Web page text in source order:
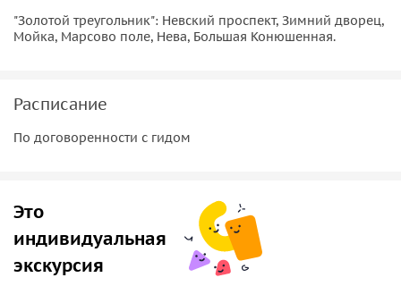
финского слова «Мья».
Марсово поле. Это место будет интересно как
истории. Мало кто помнит, но кроме 400 русских
павшие от рук своих же белогвардейцев.
выставки и лекции. Немудрено, что и настоящую
кухню Суоми стоит отведать в местном кафе. Эта
точка маршрута понравится не только любителям
ухи со сливками, но также всем изучающим финский
"Золотой треугольник": Невский проспект, Зимний дворец,
Мойка, Марсово поле, Нева, Большая Конюшенная.
Расписание
По договоренности с гидом
Это
индивидуальная
экскурсия